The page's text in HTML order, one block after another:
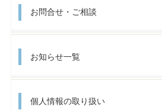
お問合せ・ご相談
お知らせ一覧
個人情報の取り扱い